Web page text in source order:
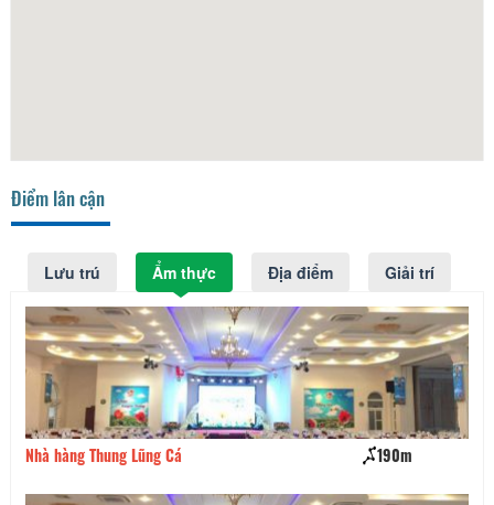
Điểm lân cận
Lưu trú Ẩm thực Địa điểm Giải trí
Nhà hàng Thung Lũng Cá 190m